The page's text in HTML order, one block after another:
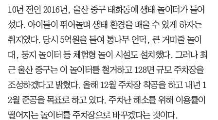
10년 전인 2016년, 울산 중구 태화동에 생태 놀이터가 들어
섰다. 아이들이 뛰어놀며 생태 환경을 배울 수 있게 하자는
취지였다. 당시 5억원을 들여 통나무 언덕, 큰 거미줄 놀이
대, 둥지 놀이터 등 체험형 놀이 시설도 설치했다. 그러나 최
근 울산 중구는 이 놀이터를 철거하고 128면 규모 주차장을
조성하겠다고 밝혔다. 올해 12월 주차장 착공을 하고 내년 1
2월 준공을 목표로 하고 있다. 주차난 해소를 위해 이용률이
떨어지는 놀이터를 주차장으로 바꾸겠다는 것이다.